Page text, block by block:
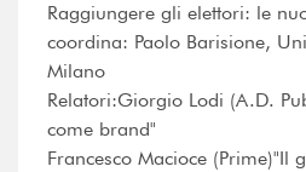
Raggiungere gli elettori: le
coordina: Paolo Barisione,
Milano
Relatori:Giorgio Lodi (A.D.
come brand"
Francesco Macioce (Prime)"Il